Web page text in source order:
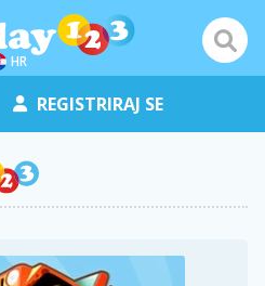
HR
REGISTRIRAJ SE